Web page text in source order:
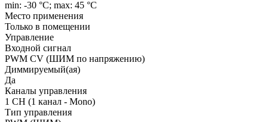
min: -30 °C; max: 45 °C
Место применения
Только в помещении
Управление
Входной сигнал
PWM СV (ШИМ по напряжению)
Диммируемый(ая)
Да
Каналы управления
1 CH (1 канал - Mono)
Тип управления